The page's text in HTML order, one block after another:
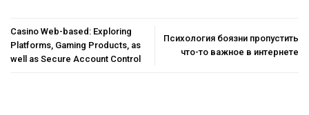
Casino Web-based: Exploring
Platforms, Gaming Products, as
well as Secure Account Control
Психология боязни пропустить
что-то важное в интернете